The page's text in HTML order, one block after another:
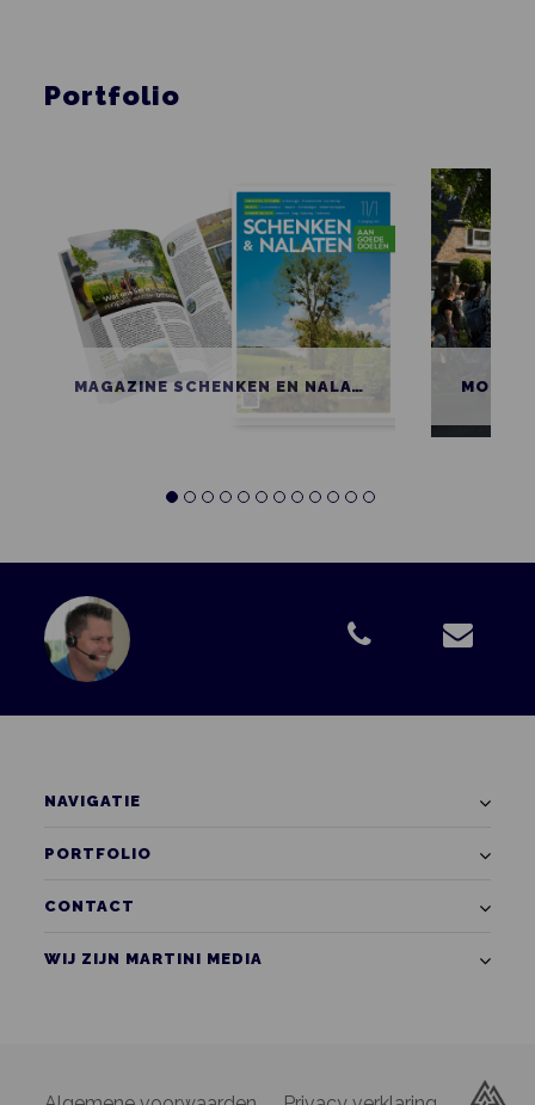
Portfolio
MAGAZINE SCHENKEN EN NALATEN AAN GOEDE DOELEN
NAVIGATIE
PORTFOLIO
CONTACT
WIJ ZIJN MARTINI MEDIA